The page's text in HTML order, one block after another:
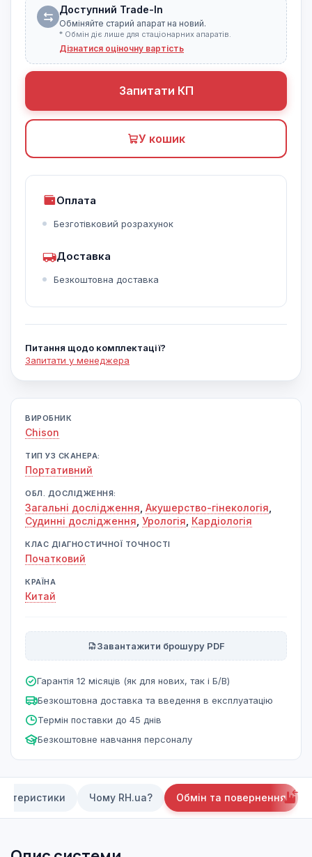
Доступний Trade-In
Обміняйте старий апарат на новий.
* Обмін діє лише для стаціонарних апаратів.
Дізнатися оціночну вартість
Запитати КП
У кошик
Оплата
Безготівковий розрахунок
Доставка
Безкоштовна доставка
Питання щодо комплектації?
Запитати у менеджера
ВИРОБНИК
Chison
ТИП УЗ СКАНЕРА:
Портативний
ОБЛ. ДОСЛІДЖЕННЯ:
Загальні дослідження Акушерство-гінекологія
Судинні дослідження Урологія Кардіологія
КЛАС ДІАГНОСТИЧНОЇ ТОЧНОСТІ
Початковий
КРАЇНА
Китай
Завантажити брошуру PDF
Гарантія 12 місяців (як для нових, так і Б/В)
Безкоштовна доставка та введення в експлуатацію
Термін поставки до 45 днів
Безкоштовне навчання персоналу
Чому RH.ua? Обмін та повернення